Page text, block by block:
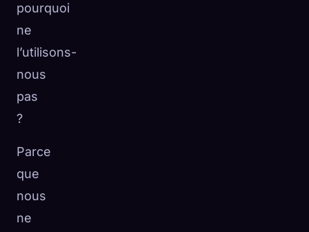
pourquoi
ne
l’utilisons-
nous
pas
?
Parce
que
nous
ne